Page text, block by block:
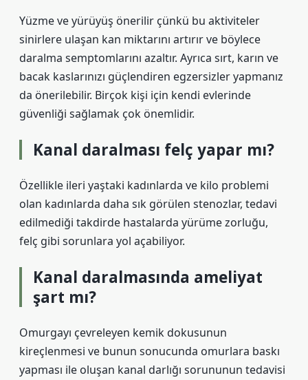
Yüzme ve yürüyüş önerilir çünkü bu aktiviteler
sinirlere ulaşan kan miktarını artırır ve böylece
daralma semptomlarını azaltır. Ayrıca sırt, karın ve
bacak kaslarınızı güçlendiren egzersizler yapmanız
da önerilebilir. Birçok kişi için kendi evlerinde
güvenliği sağlamak çok önemlidir.
Kanal daralması felç yapar mı?
Özellikle ileri yaştaki kadınlarda ve kilo problemi
olan kadınlarda daha sık görülen stenozlar, tedavi
edilmediği takdirde hastalarda yürüme zorluğu,
felç gibi sorunlara yol açabiliyor.
Kanal daralmasında ameliyat
şart mı?
Omurgayı çevreleyen kemik dokusunun
kireçlenmesi ve bunun sonucunda omurlara baskı
yapması ile oluşan kanal darlığı sorununun tedavisi